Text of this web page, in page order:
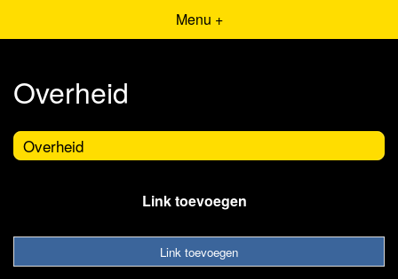
Menu +
Overheid
Overheid
Link toevoegen
Link toevoegen